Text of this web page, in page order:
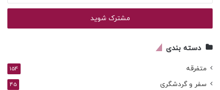
خود
وارد
دسته بندی
متفرقه 154
سفر و گردشگری 45